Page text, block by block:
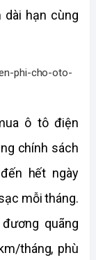
hạn cùng
ô tô điện
chính sách
hết ngày
mỗi tháng.
quãng
tháng, phù